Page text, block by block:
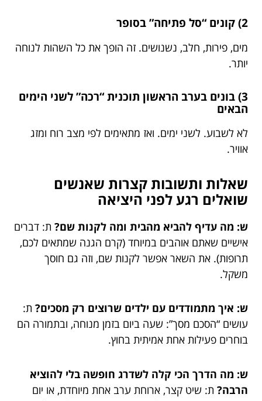
2) קונים “סל פתיחה” בסופר
מים, פירות, חלב, נשנושים. זה הופך את כל השהות לנוחה
יותר.
3) בונים בערב הראשון תוכנית “רכה” לשני הימים
הבאים
לא לשבוע. לשני ימים. ואז מתאימים לפי מצב רוח ומזג
אוויר.
שאלות ותשובות קצרות שאנשים
שואלים רגע לפני היציאה
ש: מה עדיף להביא מהבית ומה לקנות שם? ת: דברים
אישיים שאתם אוהבים במיוחד (קרם הגנה שמתאים לכם,
תרופות). את השאר אפשר לקנות שם, וזה גם חוסך
משקל.
ש: איך מתמודדים עם ילדים שרוצים רק מסכים? ת:
עושים “הסכם מסך”: שעה ביום בזמן מנוחה, ובתמורה הם
בוחרים פעילות אחת אמיתית בחוץ.
ש: מה הדרך הכי קלה לשדרג חופשה בלי להוציא
הרבה? ת: שיט קצר, ארוחת ערב אחת מיוחדת, או יום